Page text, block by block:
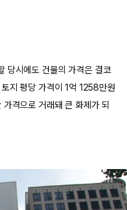
당시에도 건물의 가격은 결코
지 평당 가격이 1억 1258만원
격으로 거래돼 큰 화제가 되